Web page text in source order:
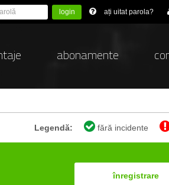
login ați uitat parola?
abonamente
Legendă: fără incidente
înregistrare